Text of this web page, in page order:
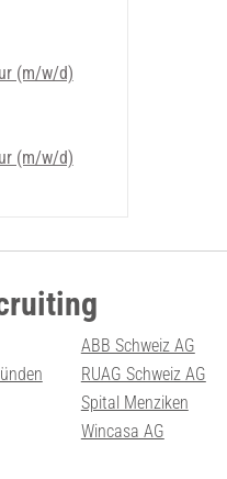
(m/w/d)
(m/w/d)
ABB Schweiz AG
RUAG Schweiz AG
Spital Menziken
Wincasa AG